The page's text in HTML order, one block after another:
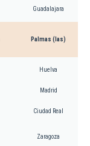
Guadalajara
Palmas (las)
Huelva
Madrid
Ciudad Real
Zaragoza